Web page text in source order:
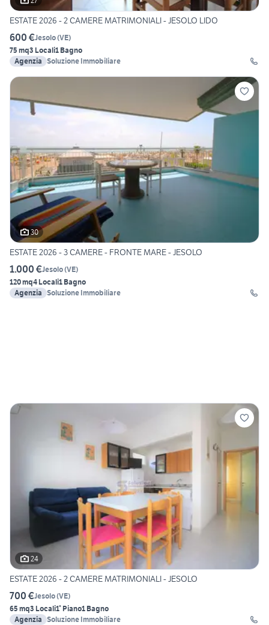
ESTATE 2026 - 2 CAMERE MATRIMONIALI - JESOLO LIDO
600 €Jesolo(VE)
75 mq3 Locali1 Bagno
Agenzia Soluzione Immobiliare
30
ESTATE 2026 - 3 CAMERE - FRONTE MARE - JESOLO
1.000 €Jesolo(VE)
120 mq4 Locali1 Bagno
Agenzia Soluzione Immobiliare
24
ESTATE 2026 - 2 CAMERE MATRIMONIALI - JESOLO
700 €Jesolo(VE)
65 mq3 Locali1° Piano1 Bagno
Agenzia Soluzione Immobiliare